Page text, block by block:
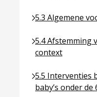
5.3 Algemene
Ga naar pagina
5.4 Afstemming
context
Ga naar pagina
5.5 Interventies
baby’s onder de
Ga naar pagina